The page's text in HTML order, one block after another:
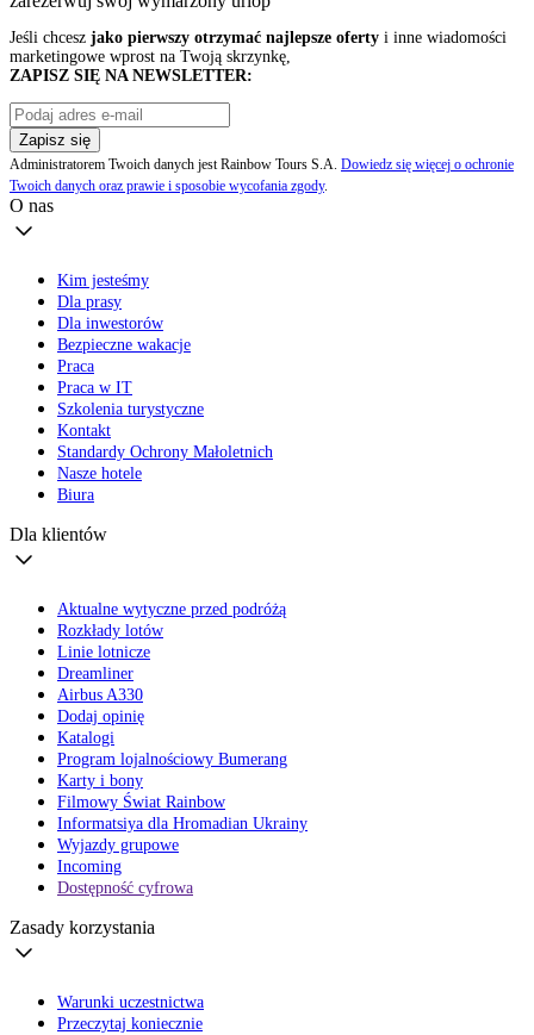
Jeśli chcesz jako pierwszy otrzymać najlepsze oferty i inne wiadomości
marketingowe wprost na Twoją skrzynkę,
ZAPISZ SIĘ NA NEWSLETTER:
Zapisz się
Administratorem Twoich danych jest Rainbow Tours S.A. Dowiedz się więcej o ochronie
Twoich danych oraz prawie i sposobie wycofania zgody.
O nas
Kim jesteśmy
Dla prasy
Dla inwestorów
Bezpieczne wakacje
Praca
Praca w IT
Szkolenia turystyczne
Kontakt
Standardy Ochrony Małoletnich
Nasze hotele
Biura
Dla klientów
Aktualne wytyczne przed podróżą
Rozkłady lotów
Linie lotnicze
Dreamliner
Airbus A330
Dodaj opinię
Katalogi
Program lojalnościowy Bumerang
Karty i bony
Filmowy Świat Rainbow
Informatsiya dla Hromadian Ukrainy
Wyjazdy grupowe
Incoming
Dostępność cyfrowa
Zasady korzystania
Warunki uczestnictwa
Przeczytaj koniecznie